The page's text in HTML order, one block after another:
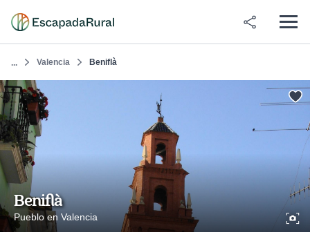
... Valencia Beniflà
Beniflà
Pueblo en Valencia